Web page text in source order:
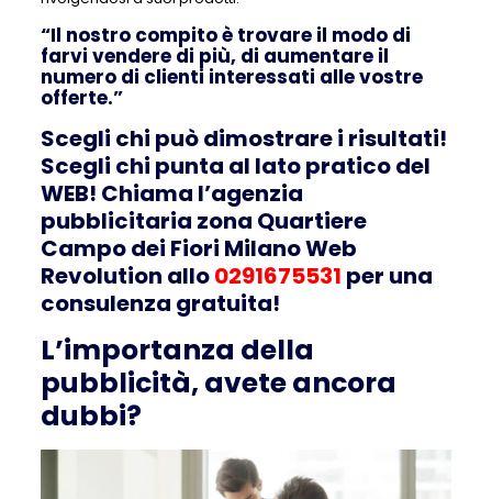
“Il nostro compito è trovare il modo di
farvi vendere di più, di aumentare il
numero di clienti interessati alle vostre
offerte.”
Scegli chi può dimostrare i risultati!
Scegli chi punta al lato pratico del
WEB! Chiama l’agenzia
pubblicitaria zona Quartiere
Campo dei Fiori Milano Web
Revolution allo0291675531 per una
consulenza gratuita!
L’importanza della
pubblicità, avete ancora
dubbi?